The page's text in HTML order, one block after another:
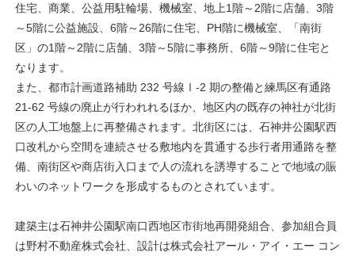
住宅、商業、公益用駐輪場、機械室、地上1階～2階に店舗、3階
～5階に公益施設、6階～26階に住宅、PH階に機械室、「南街
区」の1階～2階に店舗、3階～5階に事務所、6階～9階に住宅と
なります。
また、都市計画道路補助 232 号線Ⅰ-2 期の整備と練馬区有通路
21-62 号線の廃止が行われれるほか、地区内の既存の神社が北街
区の人工地盤上に再整備されます。北街区には、石神井公園駅西
口改札から空間を連続させる敷地内を貫通する歩行者用通路を整
備、南街区や商店街入口まで人の流れを誘導することで地域の賑
わいのネットワークを形成するものとされています。
建築主は石神井公園駅南口西地区市街地再開発組合、参加組合員
は野村不動産株式会社、設計は株式会社アール・アイ・エー コン